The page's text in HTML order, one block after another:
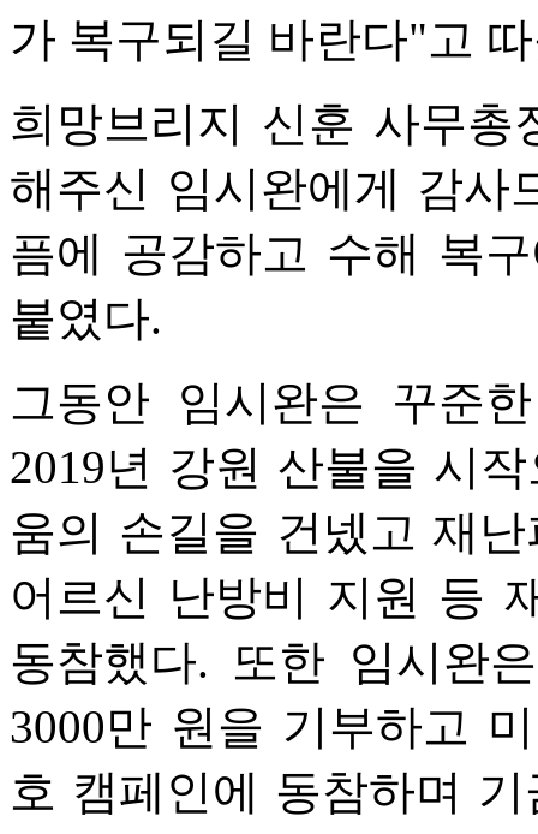
가 복구되길 바란다"고
희망브리지 신훈 사무
해주신 임시완에게 감사
픔에 공감하고 수해 복
붙였다.
그동안 임시완은 꾸준
2019년 강원 산불을 시
움의 손길을 건넸고 재
어르신 난방비 지원 등
동참했다. 또한 임시완
3000만 원을 기부하고
호 캠페인에 동참하며